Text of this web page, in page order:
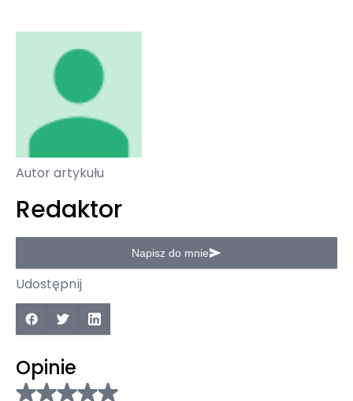
Autor artykułu
Redaktor
Napisz do mnie
Udostępnij
Opinie